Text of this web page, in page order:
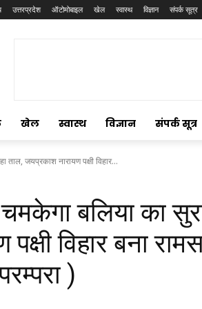
उत्तरप्रदेश ऑटोमोबाइल खेल स्वास्थ विज्ञान संपर्क सूत्र
खेल स्वास्थ विज्ञान संपर्क सूत्र
ताल, जयप्रकाश नारायण पक्षी विहार...
बलिया का
विहार बना
)